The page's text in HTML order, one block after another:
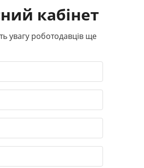
кабінет
увагу роботодавців ще